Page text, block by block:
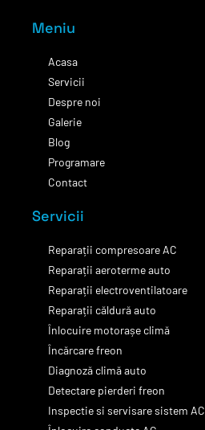
Meniu
Acasa
Servicii
Despre noi
Galerie
Blog
Programare
Contact
Servicii
Reparații compresoare AC
Reparații aeroterme auto
Reparații electroventilatoare
Reparații căldură auto
Înlocuire motorașe climă
Încărcare freon
Diagnoză climă auto
Detectare pierderi freon
Inspectie si servisare sistem AC